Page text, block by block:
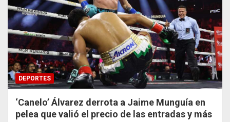
DEPORTES
‘Canelo’ Álvarez derrota a Jaime Munguía en
pelea que valió el precio de las entradas y más